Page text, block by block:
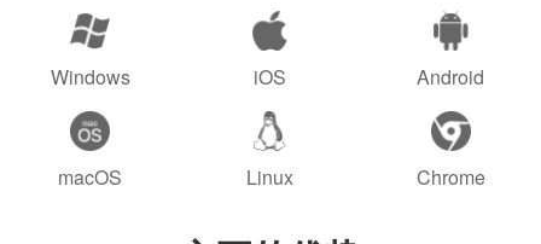
Windows iOS Android
macOS Linux Chrome